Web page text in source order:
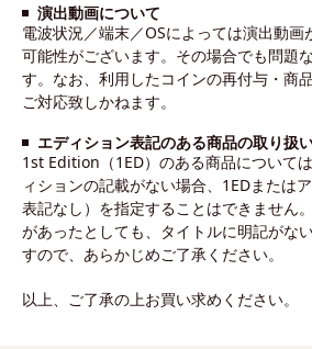
演出動画について
電波状況／端末／OSによっては演出動
可能性がございます。その場合でも問題
す。なお、利用したコインの再付与・商
ご対応致しかねます。
エディション表記のある商品の取り扱
1st Edition（1ED）のある商品について
ィションの記載がない場合、1EDまたは
表記なし）を指定することはできません
があったとしても、タイトルに明記がな
すので、あらかじめご了承ください。
以上、ご了承の上お買い求めください。